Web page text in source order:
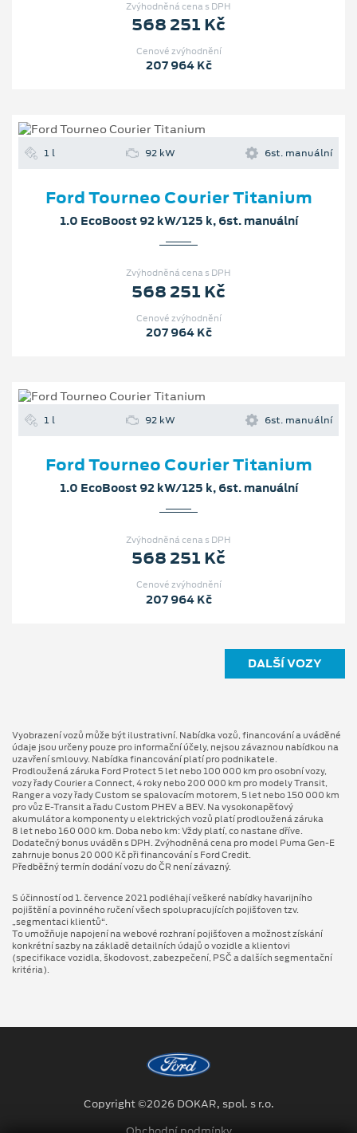
Zvýhodněná cena s DPH
568 251 Kč
Cenové zvýhodnění
207 964 Kč
1 l 92 kW 6st. manuální
Ford Tourneo Courier Titanium
1.0 EcoBoost 92 kW/125 k, 6st. manuální
Zvýhodněná cena s DPH
568 251 Kč
Cenové zvýhodnění
207 964 Kč
1 l 92 kW 6st. manuální
Ford Tourneo Courier Titanium
1.0 EcoBoost 92 kW/125 k, 6st. manuální
Zvýhodněná cena s DPH
568 251 Kč
Cenové zvýhodnění
207 964 Kč
DALŠÍ VOZY
Vyobrazení vozů může být ilustrativní. Nabídka vozů, financování a uváděné
údaje jsou určeny pouze pro informační účely, nejsou závaznou nabídkou na
uzavření smlouvy. Nabídka financování platí pro podnikatele.
Prodloužená záruka Ford Protect 5 let nebo 100 000 km pro osobní vozy,
vozy řady Courier a Connect, 4 roky nebo 200 000 km pro modely Transit,
Ranger a vozy řady Custom se spalovacím motorem, 5 let nebo 150 000 km
pro vůz E-Transit a řadu Custom PHEV a BEV. Na vysokonapěťový
akumulátor a komponenty u elektrických vozů platí prodloužená záruka
8 let nebo 160 000 km. Doba nebo km: Vždy platí, co nastane dříve.
Dodatečný bonus uváděn s DPH. Zvýhodněná cena pro model Puma Gen⁠-⁠E
zahrnuje bonus 20 000 Kč při financování s Ford Credit.
Předběžný termín dodání vozu do ČR není závazný.
S účinností od 1. července 2021 podléhají veškeré nabídky havarijního
pojištění a povinného ručení všech spolupracujících pojišťoven tzv.
„segmentaci klientů“.
To umožňuje napojení na webové rozhraní pojišťoven a možnost získání
konkrétní sazby na základě detailních údajů o vozidle a klientovi
(specifikace vozidla, škodovost, zabezpečení, PSČ a dalších segmentační
kritéria).
Copyright ©2026 DOKAR, spol. s r.o.